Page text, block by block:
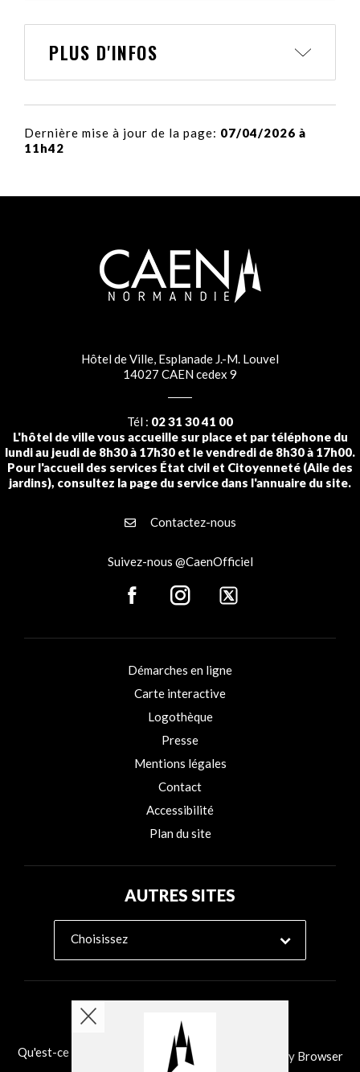
PLUS D'INFOS
Dernière mise à jour de la page: 07/04/2026 à
11h42
Hôtel de Ville, Esplanade J.-M. Louvel
14027 CAEN cedex 9
Tél : 02 31 30 41 00
L'hôtel de ville vous accueille sur place et par téléphone du
lundi au jeudi de 8h30 à 17h30 et le vendredi de 8h30 à 17h00.
Pour l'accueil des services État civil et Citoyenneté (Aile des
jardins), consultez la page du service dans l'annuaire du site.
Contactez-nous
Suivez-nous @CaenOfficiel
Démarches en ligne
Carte interactive
Logothèque
Presse
Mentions légales
Contact
Accessibilité
Plan du site
AUTRES SITES
Choisissez
Qu'est-ce que Ability Browser? Installer Ability Browser